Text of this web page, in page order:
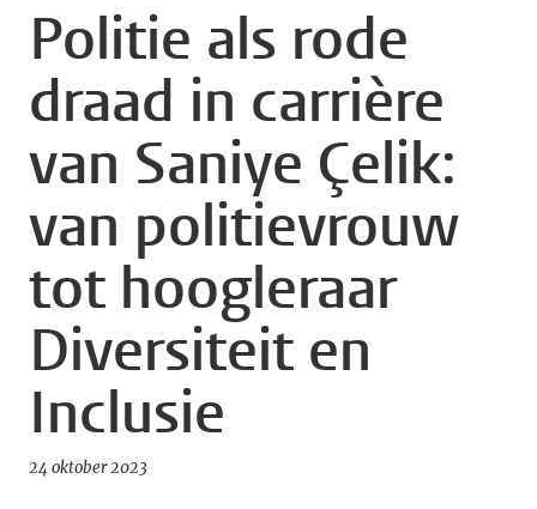
Politie als rode
draad in carrière
van Saniye Çelik:
van politievrouw
tot hoogleraar
Diversiteit en
Inclusie
24 oktober 2023